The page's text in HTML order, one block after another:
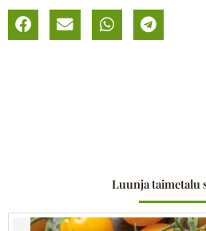
Luunja taimetalu